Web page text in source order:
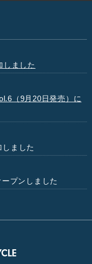
ました
（9月20日発売）に
ました
プンしました